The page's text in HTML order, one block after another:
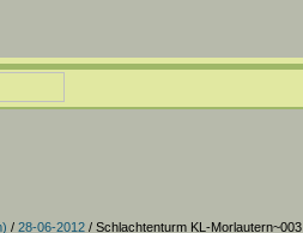
/ 28-06-2012 / Schlachtenturm KL-Morlautern~003